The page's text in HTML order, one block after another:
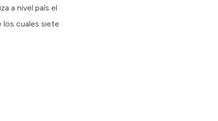
a nivel país el
los cuales siete